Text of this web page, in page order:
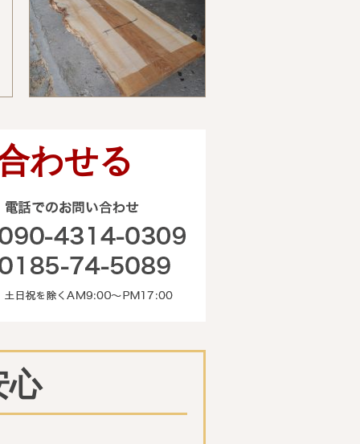
わせる
心